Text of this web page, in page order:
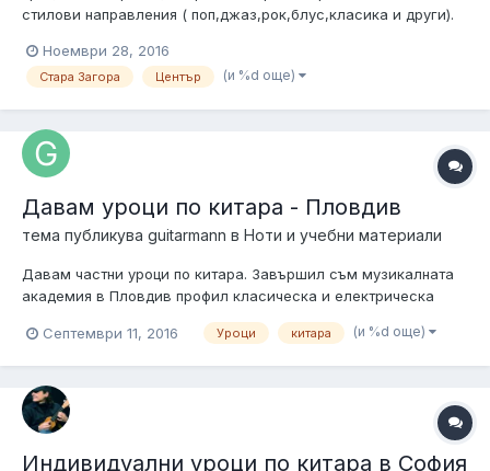
стилови направления ( поп,джаз,рок,блус,класика и други).
техническото ниво на учениците. 3.Обучението е
индивидуално 4.Приемат се кандидати от всички възрасти.
Ноември 28, 2016
Стара Загора Център (и %d още)
Давам уроци по китара - Пловдив
тема публикува guitarmann в Ноти и учебни материали
Давам частни уроци по китара. Завършил съм музикалната
академия в Пловдив профил класическа и електрическа
пишат на лично или да се свържат с мен на телефон
Септември 11, 2016 Уроци китара (и %d още)
Индивидуални уроци по китара в София